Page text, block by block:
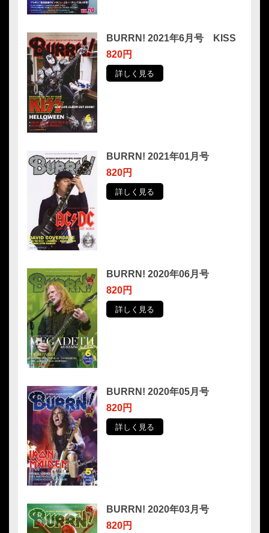
BURRN! 2021年6月号 KISS
820円
詳しく見る
BURRN! 2021年01月号
820円
詳しく見る
BURRN! 2020年06月号
820円
詳しく見る
BURRN! 2020年05月号
820円
詳しく見る
BURRN! 2020年03月号
820円